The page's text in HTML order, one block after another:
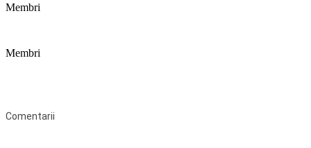
Membri
Membri
Comentarii